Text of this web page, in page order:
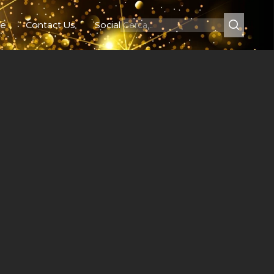
Contact Us Social